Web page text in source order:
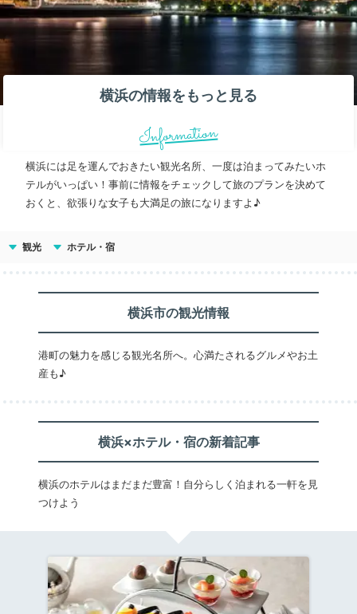
横浜の情報をもっと見る
Information
横浜には足を運んでおきたい観光名所、一度は泊まってみたいホ
テルがいっぱい！事前に情報をチェックして旅のプランを決めて
おくと、欲張りな女子も大満足の旅になりますよ♪
観光 ホテル・宿
横浜市の観光情報
港町の魅力を感じる観光名所へ。心満たされるグルメやお土
産も♪
横浜×ホテル・宿の新着記事
横浜のホテルはまだまだ豊富！自分らしく泊まれる一軒を見
つけよう